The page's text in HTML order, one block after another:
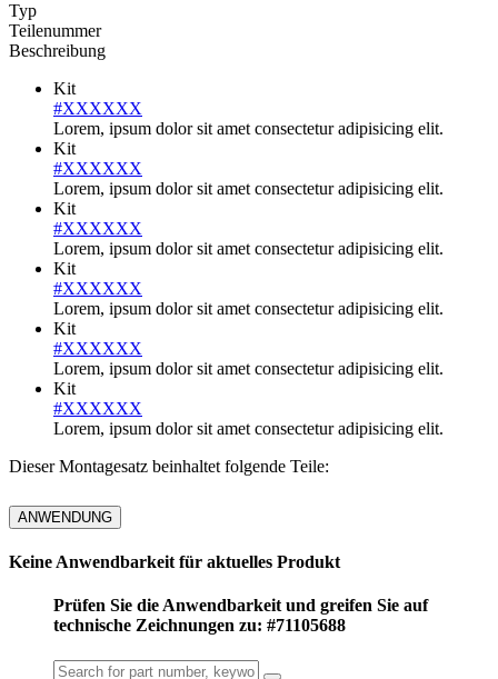
Typ
Teilenummer
Beschreibung
Kit
#XXXXXX
Lorem, ipsum dolor sit amet consectetur adipisicing elit.
Kit
#XXXXXX
Lorem, ipsum dolor sit amet consectetur adipisicing elit.
Kit
#XXXXXX
Lorem, ipsum dolor sit amet consectetur adipisicing elit.
Kit
#XXXXXX
Lorem, ipsum dolor sit amet consectetur adipisicing elit.
Kit
#XXXXXX
Lorem, ipsum dolor sit amet consectetur adipisicing elit.
Kit
#XXXXXX
Lorem, ipsum dolor sit amet consectetur adipisicing elit.
Dieser Montagesatz beinhaltet folgende Teile:
ANWENDUNG
Keine Anwendbarkeit für aktuelles Produkt
Prüfen Sie die Anwendbarkeit und greifen Sie auf
technische Zeichnungen zu: #71105688